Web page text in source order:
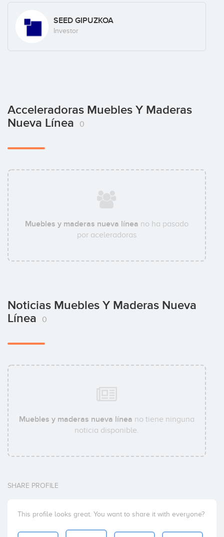
SEED GIPUZKOA
Investor
Acceleradoras Muebles Y Maderas
Nueva Línea
0
Muebles y maderas nueva línea no ha pasado
por aceleradoras
Noticias Muebles Y Maderas Nueva
Línea
0
Muebles y maderas nueva línea no tiene ninguna
noticia disponible.
SHARE PROFILE
This profile looks great. You want to share it with everyone?